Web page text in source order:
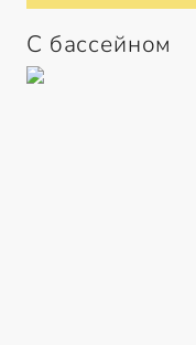
С бассейном